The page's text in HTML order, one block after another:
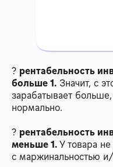
? рентабельность
больше 1. Значит, с
зарабатывает
нормально.
? рентабельность
меньше 1.У товара
с маржинальностью